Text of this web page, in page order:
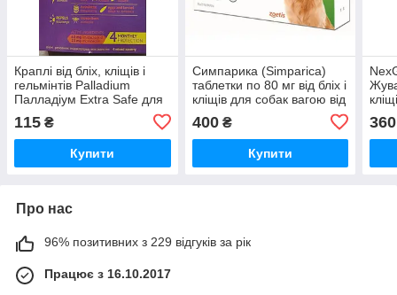
Краплі від бліх, кліщів і
гельмінтів Palladium
Палладіум Extra Safe для
115 ₴
Купити
Симпарика (Simparica)
таблетки по 80 мг від бліх і
кліщів для собак вагою від
400₴
Купити
360
Про нас
96% позитивних з 229 відгуків за рік
Працює з 16.10.2017